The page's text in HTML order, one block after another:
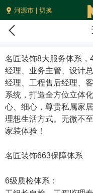
河源市 | 切换
名匠装饰8大服务体系
经理、业务主管、设计
经理、工程售后经理、
系统，打造全方位立体
心、细心，尊贵私属家
理想生活方式。无微不
家装体验！
名匠装饰663保障体系
6级质检体系：